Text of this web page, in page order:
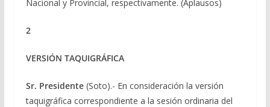
Nacional y Provincial, respectivamente. (Aplausos)
2
VERSIÓN TAQUIGRÁFICA
Sr. Presidente(Soto).- En consideración la versión
taquigráfica correspondiente a la sesión ordinaria del